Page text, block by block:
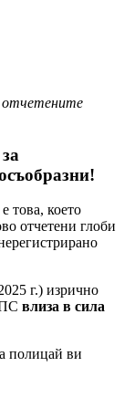
отчетените
това, което
отчетени глоби
г.) изрично
влиза в сила
полицай ви